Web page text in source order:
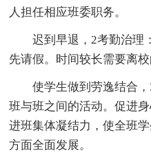
人担任相应班委职务。
迟到早退，2考勤治理
先请假。时间较长需要离
使学生做到劳逸结合
班与班之间的活动。促进
进班集体凝结力，使全班
方面全面发展。